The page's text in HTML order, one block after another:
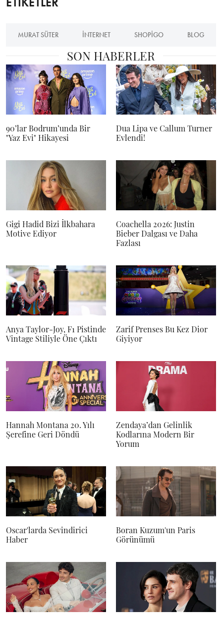
MURAT SÜTER INTERNET SHOPIGO BLOG
SON HABERLER
90’lar Bodrum’unda Bir
"Yaz Evi" Hikayesi
Dua Lipa ve Callum Turner
Evlendi!
Gigi Hadid Bizi İlkbahara
Motive Ediyor
Coachella 2026: Justin
Bieber Dalgası ve Daha
Fazlası
Anya Taylor-Joy, F1 Pistinde
Vintage Stiliyle Öne Çıktı
Zarif Prenses Bu Kez Dior
Giyiyor
Hannah Montana 20. Yılı
Şerefine Geri Döndü
Zendaya’dan Gelinlik
Kodlarına Modern Bir
Yorum
Oscar'larda Sevindirici
Haber
Boran Kuzum'un Paris
Görünümü